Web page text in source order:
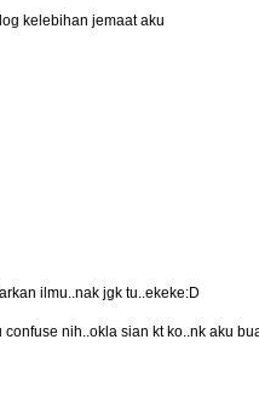
kelebihan jemaat aku
ilmu..nak jgk tu..ekeke:D
nih..okla sian kt ko..nk aku